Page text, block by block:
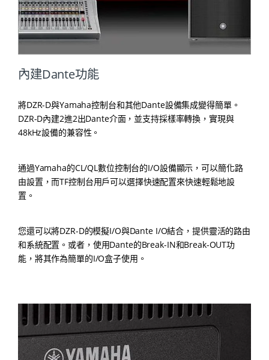
內建Dante功能
將DZR-D與Yamaha控制台和其他Dante設備集成變得簡單。
DZR-D內建2進2出Dante介面，並支持採樣率轉換，實現與
48kHz設備的兼容性。
通過Yamaha的CL/QL數位控制台的I/O設備顯示，可以簡化路
由設置，而TF控制台用戶可以選擇快速配置來快速輕鬆地設
置。
您還可以將DZR-D的模擬I/O與Dante I/O結合，提供靈活的路由
和系統配置。或者，使用Dante的Break-IN和Break-OUT功
能，將其作為簡單的I/O盒子使用。